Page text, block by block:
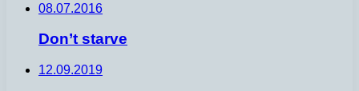
08.07.2016
Don’t starve
12.09.2019